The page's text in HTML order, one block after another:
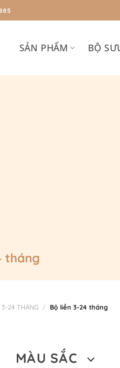
SẢN PHẨM BỘ
tháng
3-24 THÁNG / Bộ liền 3-24 tháng
MÀU SẮC